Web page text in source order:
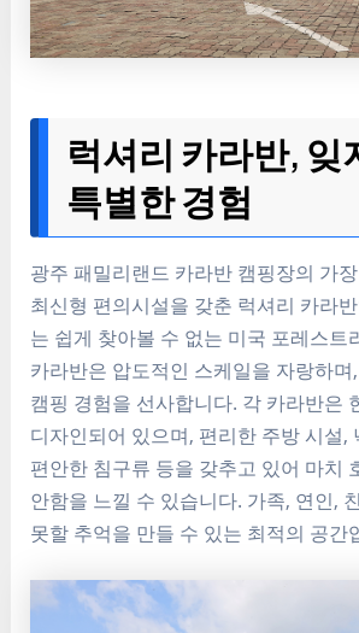
럭셔리 카라반, 잊
특별한 경험
광주 패밀리랜드 카라반 캠핑장의 가
최신형 편의시설을 갖춘 럭셔리 카라
는 쉽게 찾아볼 수 없는 미국 포레스트
카라반은 압도적인 스케일을 자랑하
캠핑 경험을 선사합니다. 각 카라반은
디자인되어 있으며, 편리한 주방 시설,
편안한 침구류 등을 갖추고 있어 마치
안함을 느낄 수 있습니다. 가족, 연인,
못할 추억을 만들 수 있는 최적의 공간